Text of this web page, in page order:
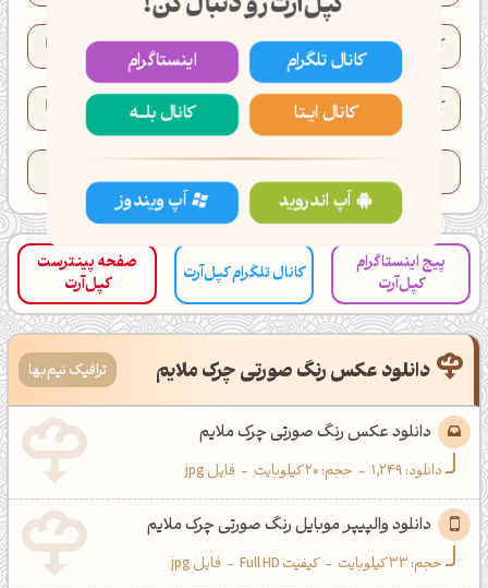
کد XYZ رنگ: XYZ(60.1, 47.8, 67.0)
کد HWB رنگ: HWB(322°, 62%, 5%)
پیج اینستاگرام
کپل‌آرت
کانال تلگرام کپل‌آرت
صفحه پینترست
کپل‌آرت
دانلود عکس رنگ صورتی چرک ملایم ترافیک نیم‌بها
دانلود عکس رنگ صورتی چرک ملایم
دانلود:1,249
- حجم: 20 کیلوبایت - فایل jpg
دانلود والپیپر موبایل رنگ صورتی چرک ملایم
حجم: 33 کیلوبایت - کیفیت Full HD - فایل jpg
کانال تلگرام
اینستاگرام
کانال ایــتا
کانال بلـــه
اَپ اندروید اَپ ویندوز